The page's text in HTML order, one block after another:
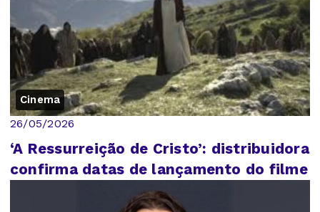
Cinema
26/05/2026
‘A Ressurreição de Cristo’: distribuidora
confirma datas de lançamento do filme